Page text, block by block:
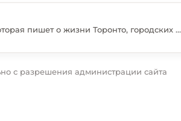
Мария Энтин — журналистка портала «Торонтовка», которая пишет о жизни Торонто, городских изменениях и событиях, важных для русскоязычных жителей Канады. В редакции она занимается подготовкой новостей, интервью, тематических материалов и комментариев местных экспертов. Среди её основных тем — недвижимость, экономика, иммиграция, образование и повседневная жизнь в большом городе. Мария старается рассматривать каждую тему с практической точки зрения и объяснять, как происходящие изменения могут повлиять на читателей. В своих материалах она обращается к официальным данным, мнениям специалистов и опыту жителей города. Также она освещает деятельность местных организаций, предпринимателей и общественных проектов. Своей главной задачей Мария считает создание понятных, полезных и актуальных материалов для людей, которые живут в Канаде или только начинают здесь обустраиваться.
с разрешения администрации сайта